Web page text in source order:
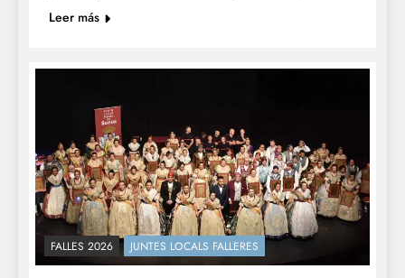
Leer más
FALLES 2026 JUNTES LOCALS FALLERES